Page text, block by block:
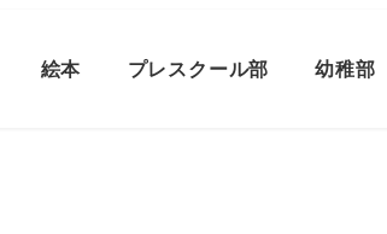
絵本 プレスクール部 幼稚部